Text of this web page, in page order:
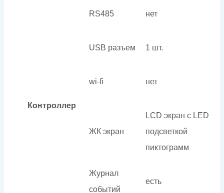
Контроллер
RS485 нет
USB разъем 1 шт.
wi-fi нет
ЖК экран
LCD экран с LED
подсветкой
пиктограмм
Журнал
событий
есть